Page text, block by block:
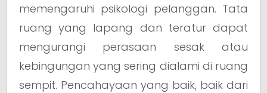
memengaruhi psikologi pelanggan. Tata
ruang yang lapang dan teratur dapat
mengurangi perasaan sesak atau
kebingungan yang sering dialami di ruang
sempit. Pencahayaan yang baik, baik dari